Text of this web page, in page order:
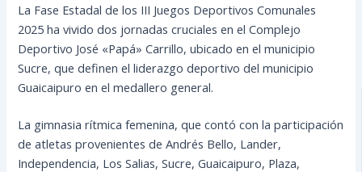
La Fase Estadal de los III Juegos Deportivos Comunales
2025 ha vivido dos jornadas cruciales en el Complejo
Deportivo José «Papá» Carrillo, ubicado en el municipio
Sucre, que definen el liderazgo deportivo del municipio
Guaicaipuro en el medallero general.
La gimnasia rítmica femenina, que contó con la participación
de atletas provenientes de Andrés Bello, Lander,
Independencia, Los Salias, Sucre, Guaicaipuro, Plaza,